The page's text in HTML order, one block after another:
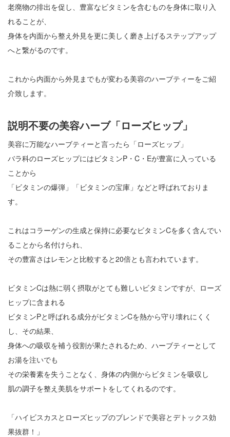
老廃物の排出を促し、豊富なビタミンを含むものを身体に取り入
れることが、
身体を内面から整え外見を更に美しく磨き上げるステップアップ
へと繋がるのです。
これから内面から外見までもが変わる美容のハーブティーをご紹
介致します。
説明不要の美容ハーブ「ローズヒップ」
美容に万能なハーブティーと言ったら「ローズヒップ」
バラ科のローズヒップにはビタミンP・C・Eが豊富に入っている
ことから
「ビタミンの爆弾」「ビタミンの宝庫」などと呼ばれておりま
す。
これはコラーゲンの生成と保持に必要なビタミンCを多く含んでい
ることから名付けられ、
その豊富さはレモンと比較すると20倍とも言われています。
ビタミンCは熱に弱く摂取がとても難しいビタミンですが、ローズ
ヒップに含まれる
ビタミンPと呼ばれる成分がビタミンCを熱から守り壊れにくく
し、その結果、
身体への吸収を補う役割が果たされるため、ハーブティーとして
お湯を注いでも
その栄養素を失うことなく、身体の内側からビタミンを吸収し
肌の調子を整え美肌をサポートをしてくれるのです。
「ハイビスカスとローズヒップのブレンドで美容とデトックス効
果抜群！」